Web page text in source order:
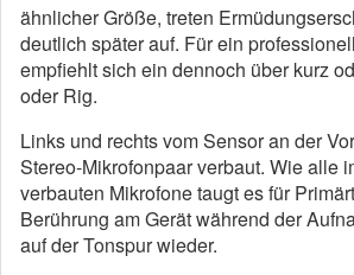
ähnlicher Größe, treten
deutlich später auf. Für ein
empfiehlt sich ein dennoch über kurz
oder Rig.
Links und rechts vom Sensor an der
Stereo-Mikrofonpaar verbaut. Wie alle
verbauten Mikrofone taugt es für
Berührung am Gerät während der
auf der Tonspur wieder.